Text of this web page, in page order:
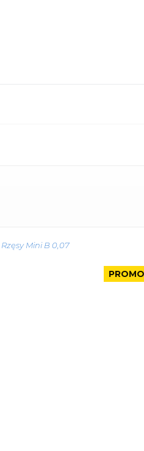
Rzęsy Mini B 0,07